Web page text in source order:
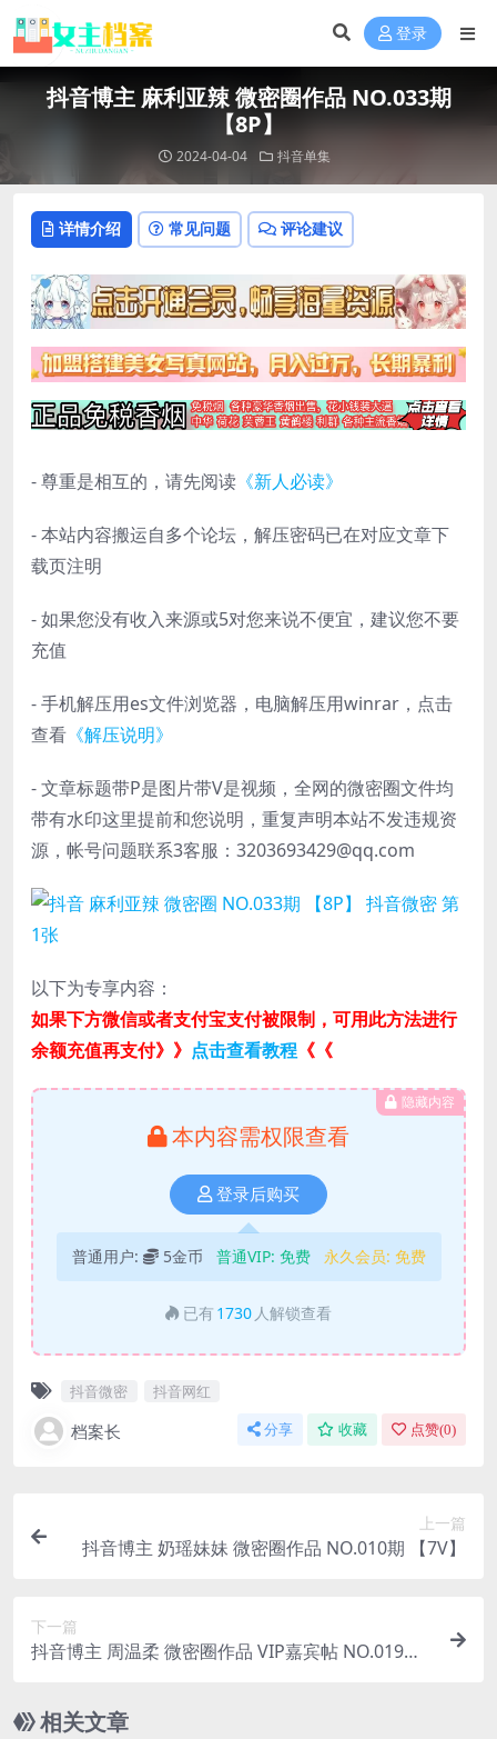
登录
抖音博主 麻利亚辣 微密圈作品 NO.033期
【8P】
2024-04-04 抖音单集
详情介绍 常见问题 评论建议
- 尊重是相互的，请先阅读 《新人必读》
- 本站内容搬运自多个论坛，解压密码已在对应文章下
载页注明
- 如果您没有收入来源或5对您来说不便宜，建议您不要
充值
- 手机解压用es文件浏览器，电脑解压用winrar，点击
查看 《解压说明》
- 文章标题带P是图片带V是视频，全网的微密圈文件均
带有水印这里提前和您说明，重复声明本站不发违规资
源，帐号问题联系3客服：3203693429@qq.com
以下为专享内容：
如果下方微信或者支付宝支付被限制，可用此方法进行
余额充值再支付》》 点击查看教程 《《
隐藏内容
本内容需权限查看
登录后购买
普通用户: 5金币 普通VIP: 免费 永久会员: 免费
已有 1730 人解锁查看
抖音微密 抖音网红
档案长 分享 收藏 点赞(0)
上一篇
抖音博主 奶瑶妹妹 微密圈作品 NO.010期 【7V】
下一篇
抖音博主 周温柔 微密圈作品 VIP嘉宾帖 NO.019期
相关文章